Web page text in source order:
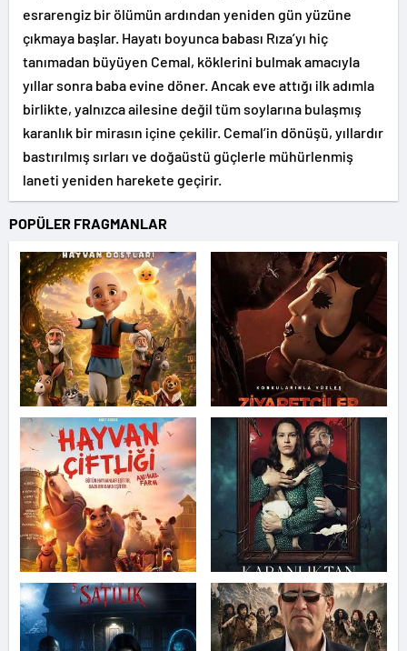
esrarengiz bir ölümün ardından yeniden gün yüzüne
çıkmaya başlar. Hayatı boyunca babası Rıza’yı hiç
tanımadan büyüyen Cemal, köklerini bulmak amacıyla
yıllar sonra baba evine döner. Ancak eve attığı ilk adımla
birlikte, yalnızca ailesine değil tüm soylarına bulaşmış
karanlık bir mirasın içine çekilir. Cemal’in dönüşü, yıllardır
bastırılmış sırları ve doğaüstü güçlerle mühürlenmiş
laneti yeniden harekete geçirir.
POPÜLER FRAGMANLAR